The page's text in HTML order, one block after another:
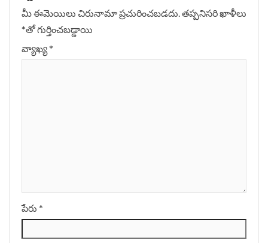
మీ ఈమెయిలు చిరునామా ప్రచురించబడదు.తప్పనిసరి ఖాళీలు
*‌తో గుర్తించబడ్డాయి
వ్యాఖ్య*
పేరు *